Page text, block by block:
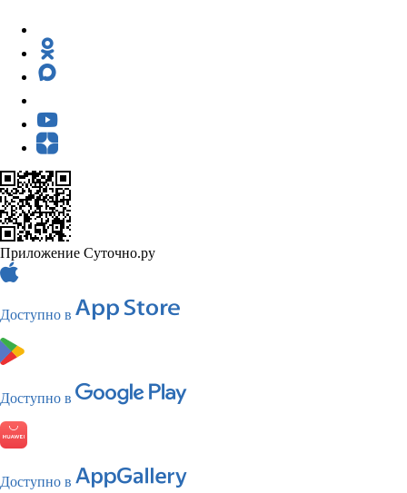
Приложение Суточно.ру
Доступно в
Доступно в
Доступно в